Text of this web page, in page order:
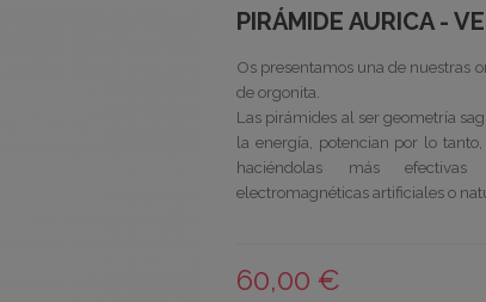
PIRÁMIDE AURICA -
Os presentamos una de nuestras
deorgonita
Las pirámides al sergeometría
la energía, potencian por lo
haciéndolas más
electromagnéticasartificiales o
60,00 €